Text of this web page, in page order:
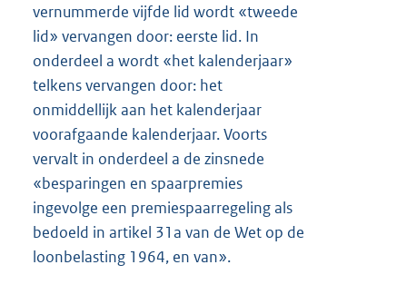
vernummerde vijfde lid wordt «tweede
lid» vervangen door: eerste lid. In
onderdeel a wordt «het kalenderjaar»
telkens vervangen door: het
onmiddellijk aan het kalenderjaar
voorafgaande kalenderjaar. Voorts
vervalt in onderdeel a de zinsnede
«besparingen en spaarpremies
ingevolge een premiespaarregeling als
bedoeld in artikel 31a van de Wet op de
loonbelasting 1964, en van».